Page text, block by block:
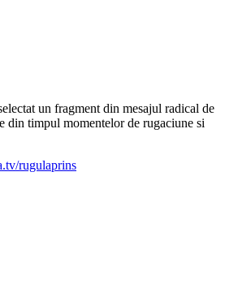
un fragment din mesajul radical de
din timpul momentelor de rugaciune si
rugulaprins